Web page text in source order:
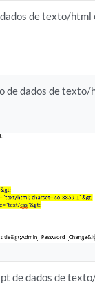
de texto/html
de dados de texto/
de dados de texto/